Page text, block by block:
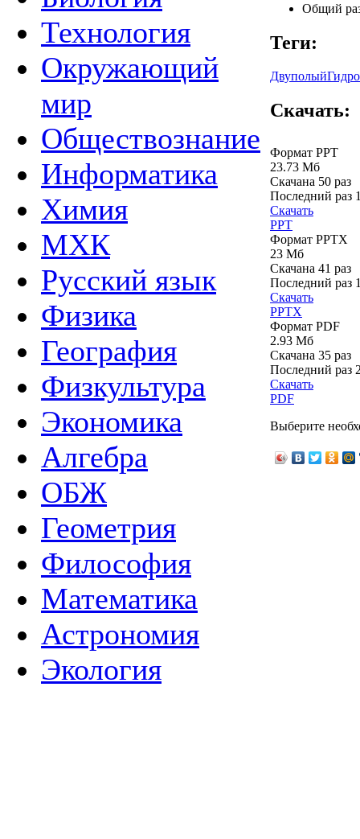
Технология
Окружающий
мир
Обществознание
Информатика
Химия
МХК
Русский язык
Физика
География
Физкультура
Экономика
Алгебра
ОБЖ
Геометрия
Философия
Математика
Астрономия
Экология
Общий
Теги:
Двуполый
Скачать:
Формат PPT
23.73 Мб
Скачана 50 раз
Последний раз
Скачать
PPT
Формат PPTX
23 Мб
Скачана 41 раз
Последний раз
Скачать
PPTX
Формат PDF
2.93 Мб
Скачана 35 раз
Последний раз
Скачать
PDF
Выберите